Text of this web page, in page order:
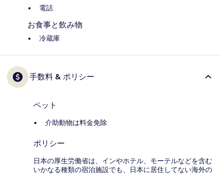
電話
お食事と飲み物
冷蔵庫
手数料 & ポリシー
ペット
介助動物は料金免除
ポリシー
日本の厚生労働省は、インやホテル、モーテルなどを含む
いかなる種類の宿泊施設でも、日本に​居住してない海外の